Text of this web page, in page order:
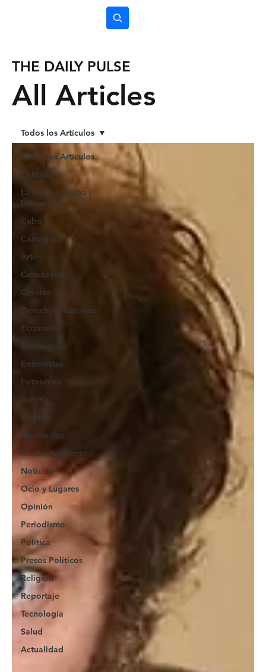
All Articles
THE DAILY PULSE
Todos los Artículos
Cultura
La Hora de Cuba |
Última hora
Cuba
Camagüey
Arte
Coronavirus
Crónica
Derechos Humanos
Economía
Feminicidio
Entrevistas
Fotoseries
Galería
Historia
Nacionales
Medio Ambiente
Noticias
Ocio y Lugares
Opinión
Periodismo
Política
Presos Políticos
Religión
Reportaje
Tecnología
Salud
Actualidad
Todos los Artículos